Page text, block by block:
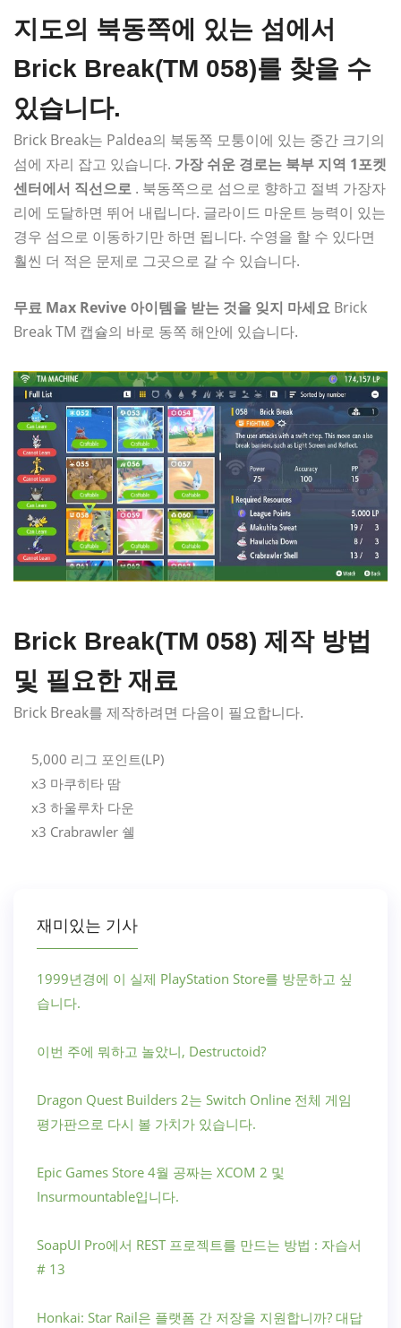
지도의 북동쪽에 있는 섬에서
Brick Break(TM 058)를 찾을 수
있습니다.
Brick Break는 Paldea의 북동쪽 모퉁이에 있는 중간 크기의
섬에 자리 잡고 있습니다. 가장 쉬운 경로는 북부 지역 1포켓
센터에서 직선으로 . 북동쪽으로 섬으로 향하고 절벽 가장자
리에 도달하면 뛰어 내립니다. 글라이드 마운트 능력이 있는
경우 섬으로 이동하기만 하면 됩니다. 수영을 할 수 있다면
훨씬 더 적은 문제로 그곳으로 갈 수 있습니다.
무료 Max Revive 아이템을 받는 것을 잊지 마세요 Brick
Break TM 캡슐의 바로 동쪽 해안에 있습니다.
Brick Break(TM 058) 제작 방법
및 필요한 재료
Brick Break를 제작하려면 다음이 필요합니다.
5,000 리그 포인트(LP)
x3 마쿠히타 땀
x3 하울루차 다운
x3 Crabrawler 쉘
재미있는 기사
1999년경에 이 실제 PlayStation Store를 방문하고 싶
습니다.
이번 주에 뭐하고 놀았니, Destructoid?
Dragon Quest Builders 2는 Switch Online 전체 게임
평가판으로 다시 볼 가치가 있습니다.
Epic Games Store 4월 공짜는 XCOM 2 및
Insurmountable입니다.
SoapUI Pro에서 REST 프로젝트를 만드는 방법 : 자습서
# 13
Honkai: Star Rail은 플랫폼 간 저장을 지원합니까? 대답